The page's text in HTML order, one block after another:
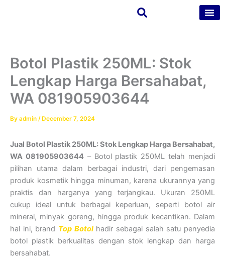
Botol Plastik 250ML: Stok
Lengkap Harga Bersahabat,
WA 081905903644
By admin / December 7, 2024
Jual Botol Plastik 250ML: Stok Lengkap Harga Bersahabat,
WA 081905903644– Botol plastik 250ML telah menjadi
pilihan utama dalam berbagai industri, dari pengemasan
produk kosmetik hingga minuman, karena ukurannya yang
praktis dan harganya yang terjangkau. Ukuran 250ML
cukup ideal untuk berbagai keperluan, seperti botol air
mineral, minyak goreng, hingga produk kecantikan. Dalam
hal ini, brand Top Botolhadir sebagai salah satu penyedia
botol plastik berkualitas dengan stok lengkap dan harga
bersahabat.